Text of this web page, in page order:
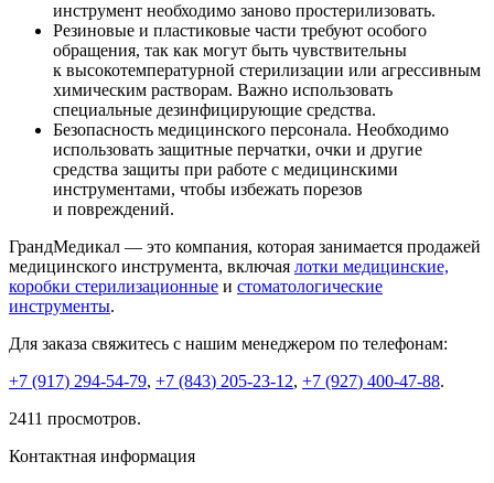
инструмент необходимо заново простерилизовать.
Резиновые и пластиковые части требуют особого
обращения, так как могут быть чувствительны
к высокотемпературной стерилизации или агрессивным
химическим растворам. Важно использовать
специальные дезинфицирующие средства.
Безопасность медицинского персонала. Необходимо
использовать защитные перчатки, очки и другие
средства защиты при работе с медицинскими
инструментами, чтобы избежать порезов
и повреждений.
ГрандМедикал — это компания, которая занимается продажей
медицинского инструмента, включая лотки медицинские,
коробки стерилизационные и стоматологические
инструменты.
Для заказа свяжитесь с нашим менеджером по телефонам:
+7 (917) 294-54-79, +7 (843) 205-23-12, +7 (927) 400-47-88.
2411 просмотров.
Контактная информация